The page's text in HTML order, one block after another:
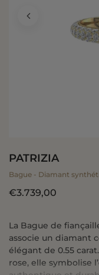
PATRIZIA
Bague - Diamant
€3.739,00
La Bague de
associe un diamant
élégant de 0.55
rose, elle symbolise